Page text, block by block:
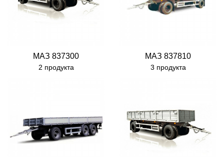
МАЗ 837300
2 продукта
МАЗ 837810
3 продукта